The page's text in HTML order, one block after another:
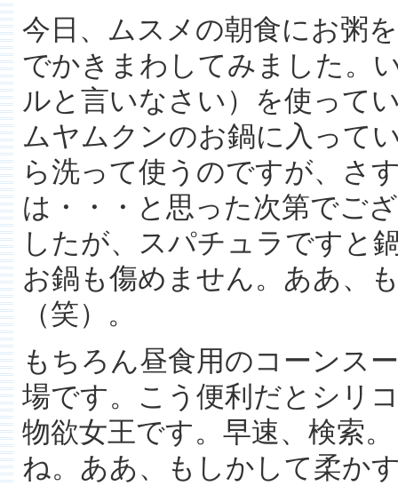
今日、ムスメの朝食にお粥
でかきまわしてみました。
ルと言いなさい）を使って
ムヤムクンのお鍋に入って
ら洗って使うのですが、さ
は・・・と思った次第でご
したが、スパチュラですと
お鍋も傷めません。ああ、
（笑）。
もちろん昼食用のコーンス
場です。こう便利だとシリ
物欲女王です。早速、検索
ね。ああ、もしかして柔か